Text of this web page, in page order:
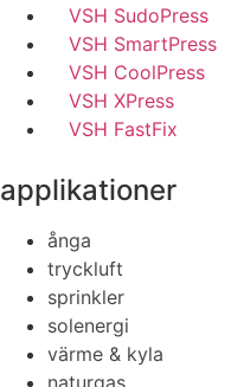
VSH SudoPress
VSH SmartPress
VSH CoolPress
VSH XPress
VSH FastFix
applikationer
ånga
tryckluft
sprinkler
solenergi
värme & kyla
naturgas